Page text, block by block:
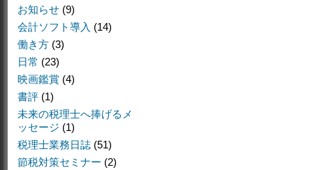
お知らせ (9)
会計ソフト導入 (14)
働き方 (3)
日常 (23)
映画鑑賞 (4)
書評 (1)
未来の税理士へ捧げるメ
ッセージ (1)
税理士業務日誌 (51)
節税対策セミナー (2)